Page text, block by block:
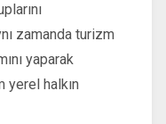
zamanda turizm
yaparak
yerel halkın